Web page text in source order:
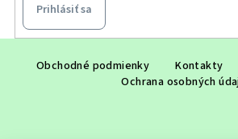
Prihlásiť sa
Obchodné podmienky Kontakty
Ochrana osobných